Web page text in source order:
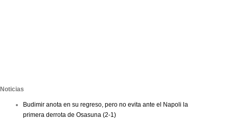
Noticias
Budimir anota en su regreso, pero no evita ante el Napoli la
primera derrota de Osasuna (2-1)